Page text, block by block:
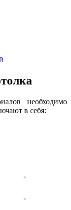
необходимо
в себя: